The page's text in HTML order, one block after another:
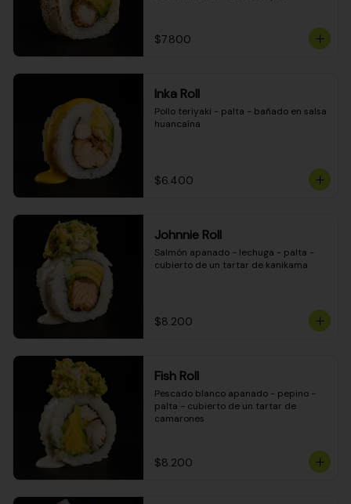
$7.800
Inka Roll
Pollo teriyaki - palta - bañado en salsa
huancaína
$6.400
Johnnie Roll
Salmón apanado - lechuga - palta -
cubierto de un tartar de kanikama
$8.200
Fish Roll
Pescado blanco apanado - pepino -
palta - cubierto de un tartar de
camarones
$8.200